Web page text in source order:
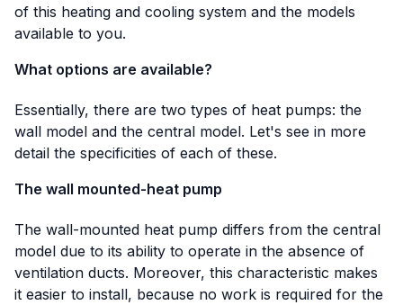
of this heating and cooling system and the models
available to you.
What options are available?
Essentially, there are two types of heat pumps: the
wall model and the central model. Let's see in more
detail the specificities of each of these.
The wall mounted-heat pump
The wall-mounted heat pump differs from the central
model due to its ability to operate in the absence of
ventilation ducts. Moreover, this characteristic makes
it easier to install, because no work is required for the